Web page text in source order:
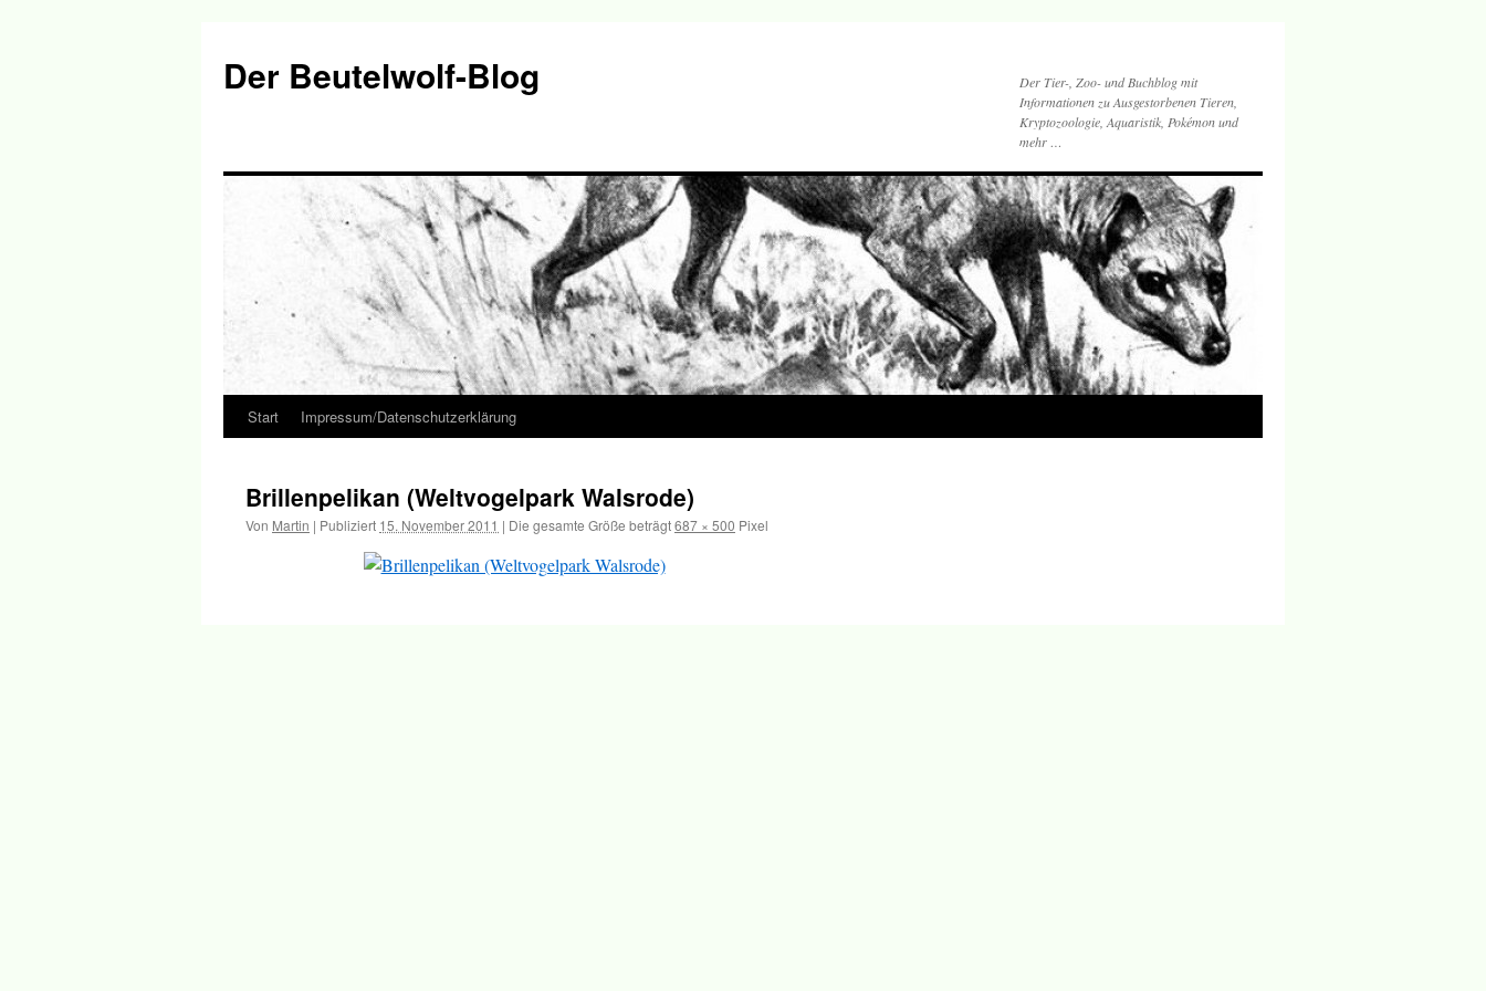
Der Beutelwolf-Blog
Der Tier-, Zoo- und Buchblog mit
Informationen zu Ausgestorbenen Tieren,
Kryptozoologie, Aquaristik, Pokémon und
mehr …
Springe
Inhalt
Start Impressum/Datenschutzerklärung
Brillenpelikan (Weltvogelpark Walsrode)
Von Martin | Publiziert 15. November 2011 | Die gesamte Größe beträgt687 × 500 Pixel